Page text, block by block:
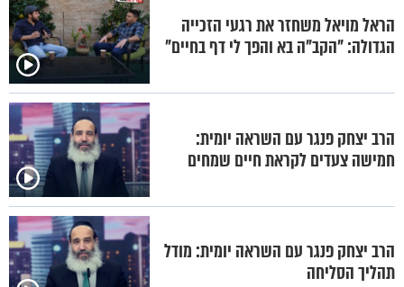
הראל מויאל משחזר את רגעי הזכייה
הגדולה: "הקב"ה בא והפך לי דף בחיים"
הרב יצחק פנגר עם השראה יומית:
חמישה צעדים לקראת חיים שמחים
הרב יצחק פנגר עם השראה יומית: מודל
תהליך הסליחה